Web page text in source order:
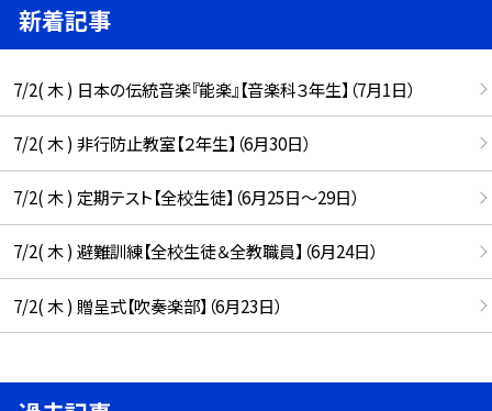
新着記事
7/2( 木 ) 日本の伝統音楽『能楽』【音楽科３年生】（7月1日）
7/2( 木 ) 非行防止教室【２年生】（6月30日）
7/2( 木 ) 定期テスト【全校生徒】（6月25日〜29日）
7/2( 木 ) 避難訓練【全校生徒＆全教職員】（6月24日）
7/2( 木 ) 贈呈式【吹奏楽部】（6月23日）